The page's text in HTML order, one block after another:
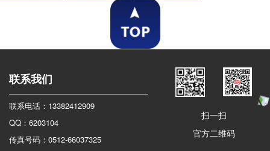
联系我们
联系电话：13382412909
QQ：6203104
传真号码：0512-66037325
扫一扫
官方二维码